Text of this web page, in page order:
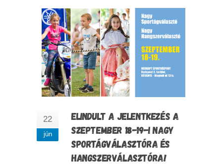
22
jún
ELINDULT A JELENTKEZÉS A
SZEPTEMBER 18-19-I NAGY
SPORTÁGVÁLASZTÓRA ÉS
HANGSZERVÁLASZTÓRA!